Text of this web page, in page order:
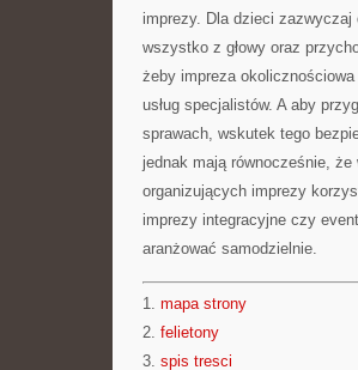
imprezy. Dla dzieci
wszystko z głowy oraz
żeby impreza okolicznościowa
usług specjalistów. A aby
sprawach, wskutek tego
jednak mają równocześnie,
organizujących imprezy
imprezy integracyjne czy
aranżować samodzielnie.
1. mapa strony
2. felietony
3. spis tresci